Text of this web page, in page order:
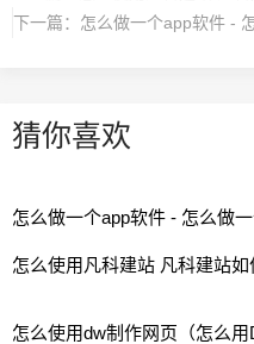
下一篇： 怎么做一个app软件 -
猜你喜欢
怎么做一个app软件 - 怎么做
怎么使用凡科建站 凡科建站
怎么使用dw制作网页（怎么用